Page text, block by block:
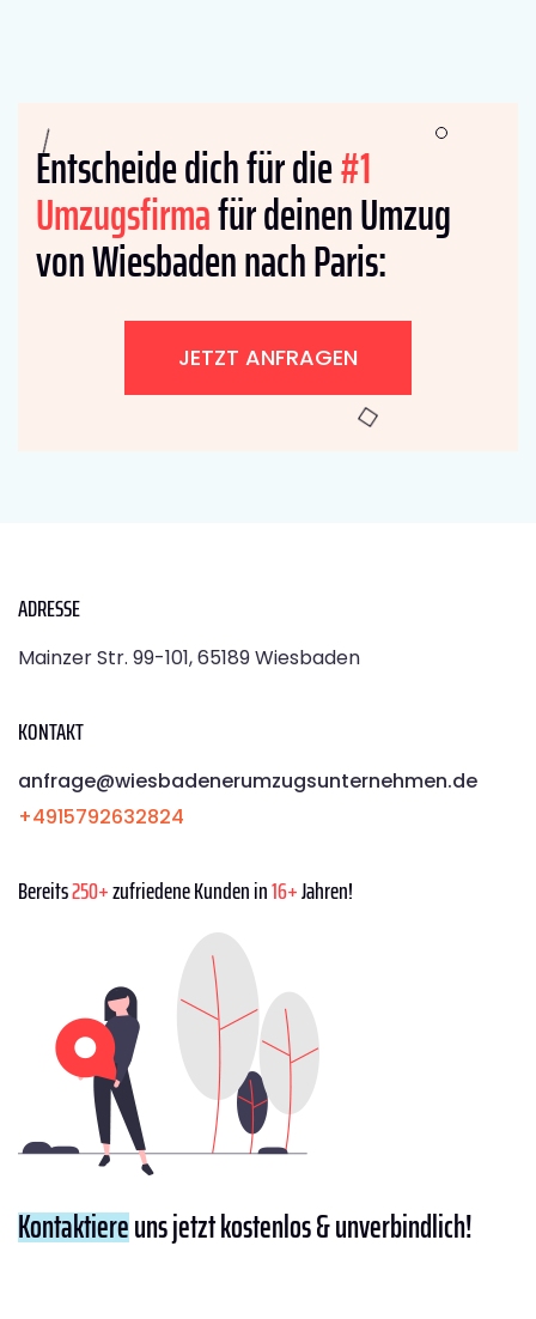
Entscheide dich für die#1
Umzugsfirmafür deinen Umzug
von Wiesbaden nach Paris:
JETZT ANFRAGEN
ADRESSE
Mainzer Str. 99-101, 65189 Wiesbaden
KONTAKT
anfrage@wiesbadenerumzugsunternehmen.de
+4915792632824
Bereits250+zufriedene Kunden in16+Jahren!
Kontaktiereuns jetzt kostenlos & unverbindlich!